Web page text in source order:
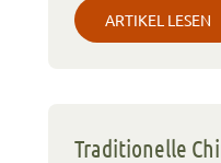
ARTIKEL LESEN
Traditionelle